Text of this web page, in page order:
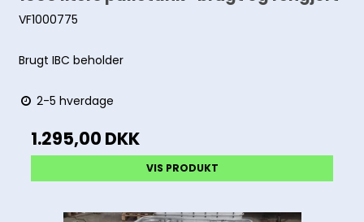
VF1000775
Brugt IBC beholder
2-5 hverdage
1.295,00 DKK
VIS PRODUKT